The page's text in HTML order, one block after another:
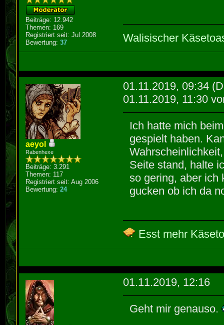
Beiträge: 12.942
Themen: 169
Registriert seit: Jul 2008
Bewertung:37 Walisischer
aeyol
Rabenhexe
Beiträge: 3.291
Themen: 117
Registriert seit: Aug 2006
Bewertung:24
01.11.2019, 09:34
01.11.2019, 11:30
Ich hatte mich
gespielt haben.
Seite stand, halte
so gering, aber ich
gucken ob ich da
Esst mehr
01.11.2019, 12:16
Geht mir genauso.